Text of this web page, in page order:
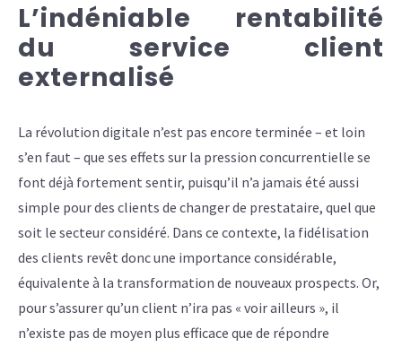
L’indéniable rentabilité
du service client
externalisé
La révolution digitale n’est pas encore terminée – et loin
s’en faut – que ses effets sur la pression concurrentielle se
font déjà fortement sentir, puisqu’il n’a jamais été aussi
simple pour des clients de changer de prestataire, quel que
soit le secteur considéré. Dans ce contexte, la fidélisation
des clients revêt donc une importance considérable,
équivalente à la transformation de nouveaux prospects. Or,
pour s’assurer qu’un client n’ira pas « voir ailleurs », il
n’existe pas de moyen plus efficace que de répondre